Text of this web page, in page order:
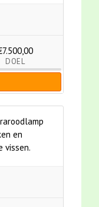
DOEL
en
vissen.